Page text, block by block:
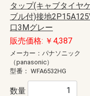
タップ(キャブタイヤ
ブル付)接地
口3Mグレー
販売価格: ￥4,387
メーカー：パナソニック
（panasonic）
型番： WFA6532HG
数量